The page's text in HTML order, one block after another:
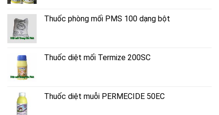
Thuốc phòng mối PMS 100 dạng bột
Thuốc diệt mối Termize 200SC
Thuốc diệt muỗi PERMECIDE 50EC